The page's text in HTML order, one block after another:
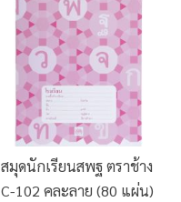
สมุดนักเรียนสพฐ ตราช้าง
C-102 คละลาย (80 แผ่น)